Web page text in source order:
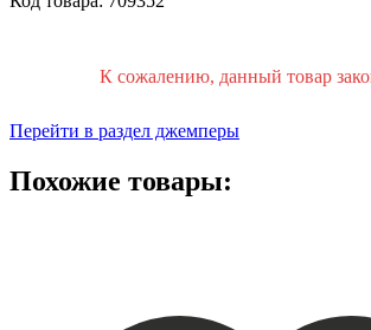
К сожалению, данный товар
Перейти в раздел джемперы
Похожие товары: